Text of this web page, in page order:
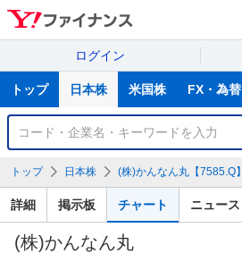
ログイン
サ
トップ 日本株 米国株 FX・為替
銘
検
索
トップ 日本株 (株)かんなん丸【7585.Q】
詳細 掲示板 チャート ニュース
(株)かんなん丸